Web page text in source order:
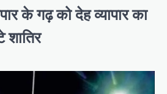
के गढ़ को देह व्यापार का